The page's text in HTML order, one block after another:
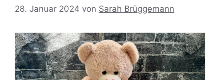
28. Januar 2024 von Sarah Brüggemann